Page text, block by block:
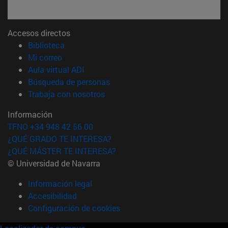
Accesos directos
Biblioteca
Mi correo(abre en nueva ventana)
Aula virtual ADI
Búsqueda de personas(abre en nueva ventana)
Trabaja con nosotros(abre en nueva ventana)
Información
TFNO +34 948 42 56 00
¿QUÉ GRADO TE INTERESA?
¿QUÉ MÁSTER TE INTERESA?
© Universidad de Navarra
Información legal
Accesibilidad
Configuración de cookies